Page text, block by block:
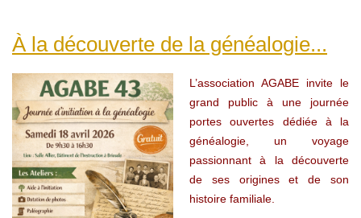
À la découverte de la généalogie...
L’association AGABE invite le
grand public à une journée
portes ouvertes dédiée à la
généalogie, un voyage
passionnant à la découverte
de ses origines et de son
histoire familiale.